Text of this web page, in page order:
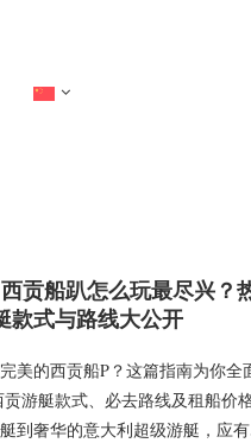
西贡船趴怎么玩最尽兴？
款式与路线大公开
美的西贡船P？这篇指南为你全
游艇款式、必去路线及租船价
到奢华的意大利超级游艇，应有